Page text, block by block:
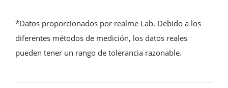
*Datos proporcionados por realme Lab. Debido a los
diferentes métodos de medición, los datos reales
pueden tener un rango de tolerancia razonable.